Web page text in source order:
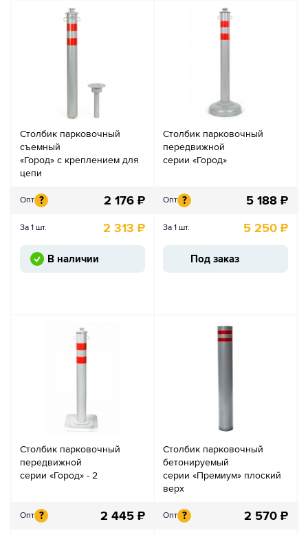
Столбик парковочный
съемный
«Город» с креплением для
цепи
Опт ? 2 176 ₽
За 1 шт. 2 313 ₽
В наличии
Столбик парковочный
передвижной
серии «Город»
Опт ? 5 188 ₽
За 1 шт. 5 250 ₽
Под заказ
Столбик парковочный
передвижной
серии «Город» - 2
Опт ? 2 445 ₽
Столбик парковочный
бетонируемый
серии «Премиум» плоский
верх
Опт ? 2 570 ₽